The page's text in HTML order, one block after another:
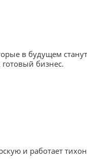
в будущем
бизнес.
и работает